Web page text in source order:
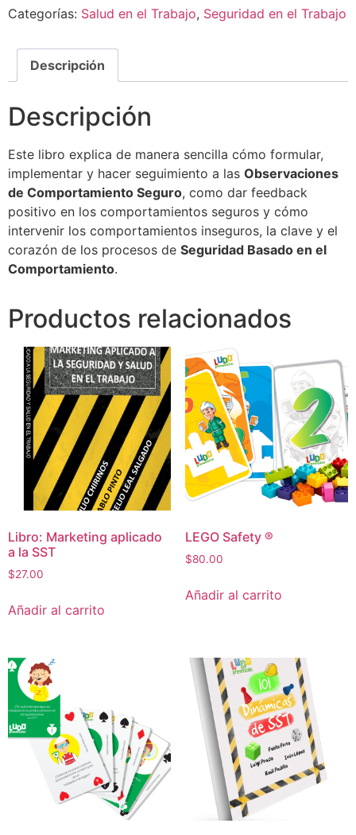
Categorías: Salud en el Trabajo, Seguridad en el Trabajo
Descripción
Descripción
Este libro explica de manera sencilla cómo formular,
implementar y hacer seguimiento a las Observaciones
de Comportamiento Seguro, como dar feedback
positivo en los comportamientos seguros y cómo
intervenir los comportamientos inseguros, la clave y el
corazón de los procesos de Seguridad Basado en el
Comportamiento.
Productos relacionados
Libro: Marketing aplicado
a la SST
$27.00
Añadir al carrito
LEGO Safety ®
$80.00
Añadir al carrito